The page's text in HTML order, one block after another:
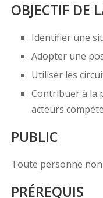
OBJECTIF DE
Identifier une
Adopter une
Utiliser les
Contribuer à la
acteurs
PUBLIC
Toute personne
PRÉREQUIS